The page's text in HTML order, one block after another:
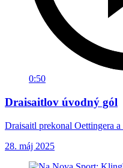
0:50
Draisaitlov úvodný gól
Draisaitl prekonal Oettingera
28. máj 2025